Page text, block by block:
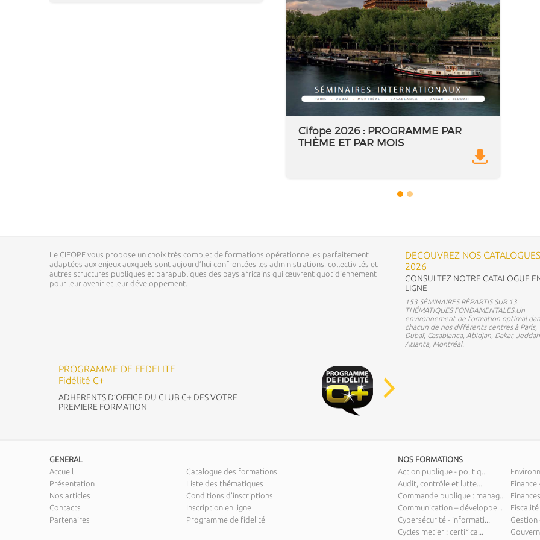
Cifope 2026 : PROGRAMME PAR
THÈME ET PAR MOIS
Le CIFOPE vous propose un choix très complet de formations opérationnelles parfaitement
adaptées aux enjeux auxquels sont aujourd’hui confrontées les administrations, collectivités et
autres structures publiques et parapubliques des pays africains qui œuvrent quotidiennement
pour leur avenir et leur développement.
DECOUVREZ NOS CATALOGUES
2026
CONSULTEZ NOTRE CATALOGUE
LIGNE
153 SÉMINAIRES RÉPARTIS SUR 13
THÉMATIQUES FONDAMENTALES.Un
environnement de formation optimal
chacun de nos différents centres à Paris,
Dubaï, Casablanca, Abidjan, Dakar,
Atlanta, Montréal.
PROGRAMME DE FEDELITE
Fidélité C+
ADHERENTS D’OFFICE DU CLUB C+ DES VOTRE
PREMIERE FORMATION
GENERAL
Accueil
Présentation
Nos articles
Contacts
Partenaires
Catalogue des formations
Liste des thématiques
Conditions d’inscriptions
Inscription en ligne
Programme de fidelité
NOS FORMATIONS
Action publique - politiq...
Audit, contrôle et lutte...
Commande publique : manag...
Communication – développe...
Cybersécurité - informati...
Cycles metier : certifica...
Finance